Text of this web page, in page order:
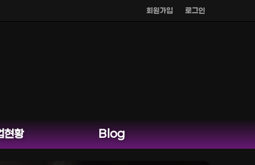
회원가입 로그인
홈페이지 카카오톡 외 다른 채팅은 운영하지 않습니다.
현황 Blog